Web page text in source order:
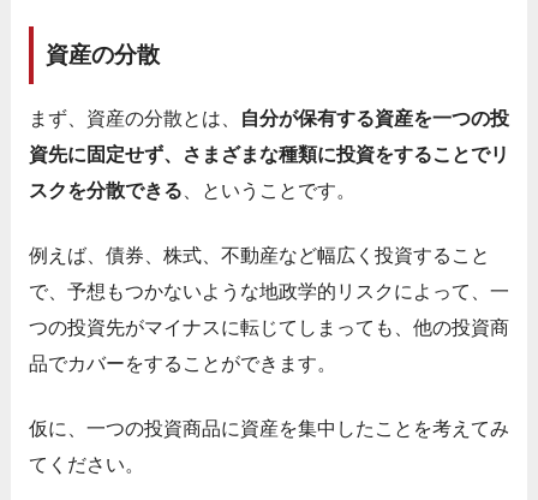
資産の分散
まず、資産の分散とは、
自分が保有する資産を一つの投
資先に固定せず、さまざまな種類に投資をすることでリ
スクを分散できる 、ということです。
例えば、債券、株式、不動産など幅広く投資すること
で、予想もつかないような地政学的リスクによって、一
つの投資先がマイナスに転じてしまっても、他の投資商
品でカバーをすることができます。
仮に、一つの投資商品に資産を集中したことを考えてみ
てください。